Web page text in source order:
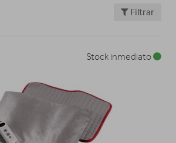
Filtrar
Stock inmediato